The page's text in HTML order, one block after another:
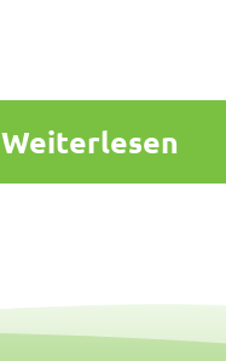
Weiterlesen